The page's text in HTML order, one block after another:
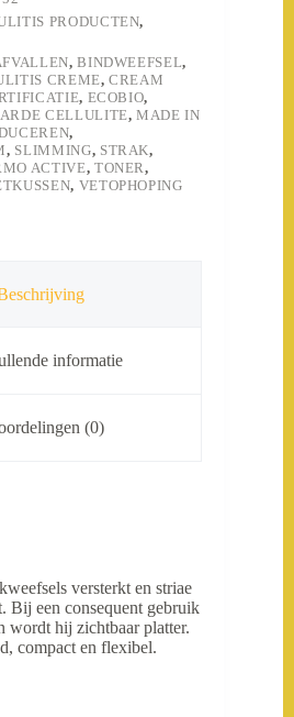
PRODUCTEN,
,BINDWEEFSEL,
CREME,CREAM
, ECOBIO,
CELLULITE,MADE IN
,
, SLIMMING, STRAK,
ACTIVE, TONER,
, VETOPHOPING
informatie
(0)
versterkt en striae
Bij een consequent gebruik
wordt hij zichtbaar platter.
compact en flexibel.